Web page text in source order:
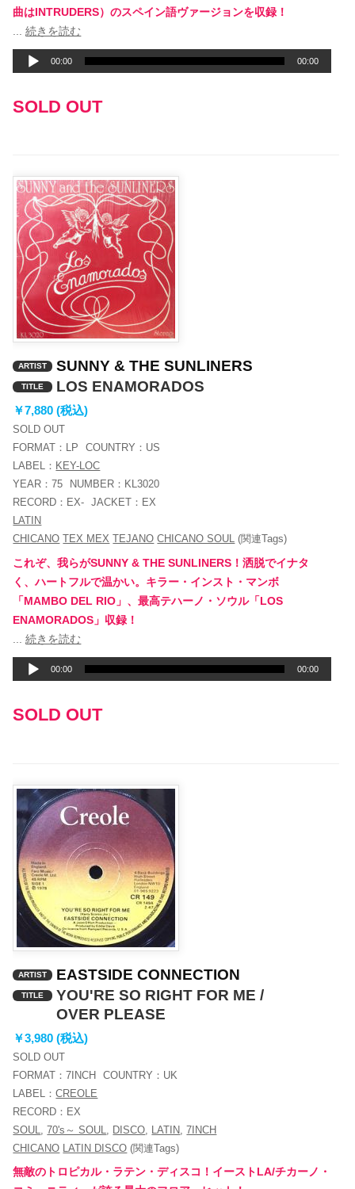
曲はINTRUDERS）のスペイン語ヴァージョンを収録！
続きを読む
声
プ
ー
00:00 00:00
SOLD OUT
ARTIST SUNNY & THE SUNLINERS
TITLE LOS ENAMORADOS
￥7,880 (税込)
SOLD OUT
FORMAT： LP COUNTRY： US
LABEL： KEY-LOC
YEAR：75 NUMBER： KL3020
RECORD： EX- JACKET： EX
LATIN
CHICANO TEX MEX TEJANO CHICANO SOUL (関連Tags)
これぞ、我らがSUNNY & THE SUNLINERS！洒脱でイナタ
く、ハートフルで温かい。キラー・インスト・マンボ
「MAMBO DEL RIO」、最高テハーノ・ソウル「LOS
ENAMORADOS」収録！
続きを読む
声
プ
ー
00:00 00:00
SOLD OUT
ARTIST EASTSIDE CONNECTION
TITLE
YOU'RE SO RIGHT FOR ME /
OVER PLEASE
￥3,980 (税込)
SOLD OUT
FORMAT：7INCH COUNTRY： UK
LABEL：CREOLE
RECORD： EX
SOUL
,70's～ SOUL DISCO LATIN ,7INCH
CHICANO LATIN DISCO (関連Tags)
無敵のトロピカル・ラテン・ディスコ！イーストLA/チカーノ・